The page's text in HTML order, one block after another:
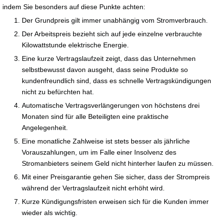
indem Sie besonders auf diese Punkte achten:
Der Grundpreis gilt immer unabhängig vom Stromverbrauch.
Der Arbeitspreis bezieht sich auf jede einzelne verbrauchte
Kilowattstunde elektrische Energie.
Eine kurze Vertragslaufzeit zeigt, dass das Unternehmen
selbstbewusst davon ausgeht, dass seine Produkte so
kundenfreundlich sind, dass es schnelle Vertragskündigungen
nicht zu befürchten hat.
Automatische Vertragsverlängerungen von höchstens drei
Monaten sind für alle Beteiligten eine praktische
Angelegenheit.
Eine monatliche Zahlweise ist stets besser als jährliche
Vorauszahlungen, um im Falle einer Insolvenz des
Stromanbieters seinem Geld nicht hinterher laufen zu müssen.
Mit einer Preisgarantie gehen Sie sicher, dass der Strompreis
während der Vertragslaufzeit nicht erhöht wird.
Kurze Kündigungsfristen erweisen sich für die Kunden immer
wieder als wichtig.